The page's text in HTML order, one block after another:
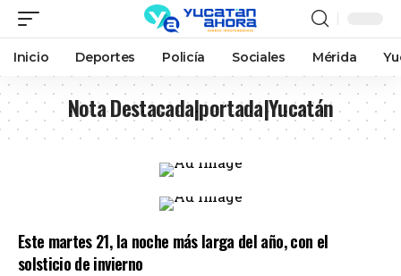
Inicio Deportes Policía Sociales Mérida
Nota Destacada|portada|Yucatán
Este martes 21, la noche más larga del año, con el
solsticio de invierno